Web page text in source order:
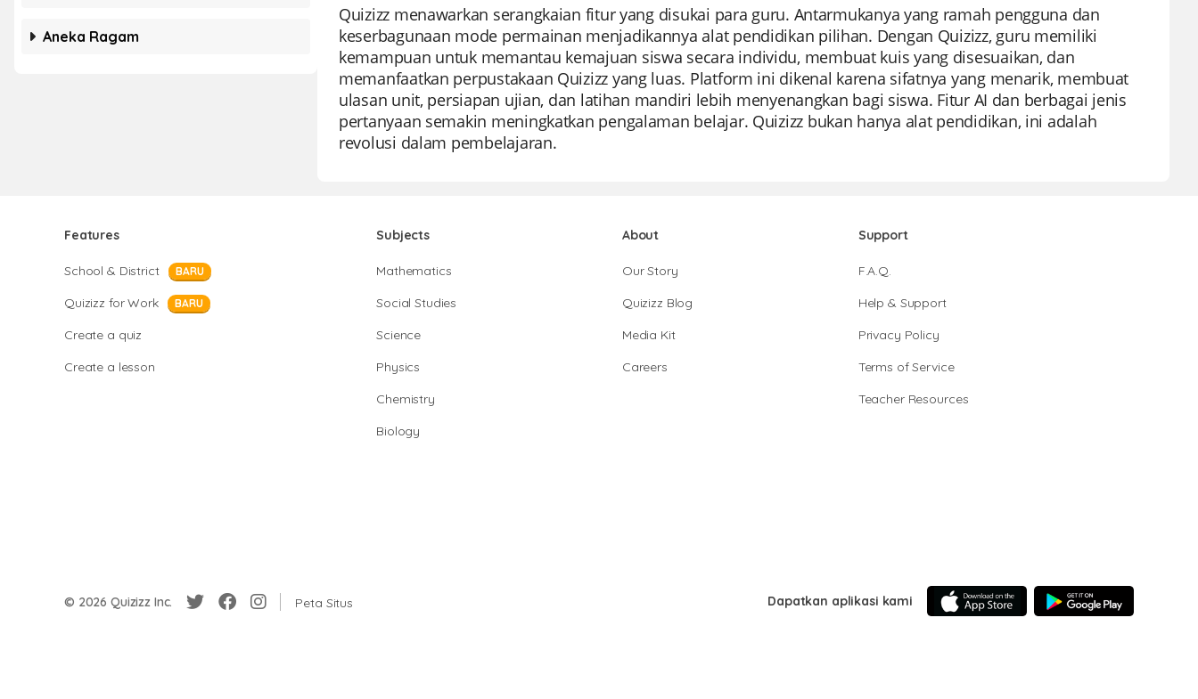
Aneka Ragam
Quizizz menawarkan serangkaian fitur yang disukai para guru. Antarmukanya yang ramah pengguna dan
keserbagunaan mode permainan menjadikannya alat pendidikan pilihan. Dengan Quizizz, guru memiliki
kemampuan untuk memantau kemajuan siswa secara individu, membuat kuis yang disesuaikan, dan
memanfaatkan perpustakaan Quizizz yang luas. Platform ini dikenal karena sifatnya yang menarik, membuat
ulasan unit, persiapan ujian, dan latihan mandiri lebih menyenangkan bagi siswa. Fitur AI dan berbagai jenis
pertanyaan semakin meningkatkan pengalaman belajar. Quizizz bukan hanya alat pendidikan, ini adalah
revolusi dalam pembelajaran.
Features
School & District BARU
Quizizz for Work BARU
Create a quiz
Create a lesson
Subjects
Mathematics
Social Studies
Science
Physics
Chemistry
Biology
About
Our Story
Quizizz Blog
Media Kit
Careers
Support
F.A.Q.
Help & Support
Privacy Policy
Terms of Service
Teacher Resources
© 2026 Quizizz Inc. Peta Situs Dapatkan aplikasi kami